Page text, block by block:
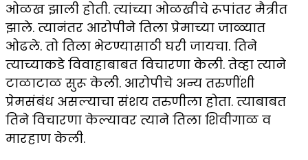
ओळख झाली होती. त्यांच्या ओळखीचे रूपांतर मैत्रीत
झाले. त्यानंतर आरोपीने तिला प्रेमाच्या जाळ्यात
ओढले. तो तिला भेटण्यासाठी घरी जायचा. तिने
त्याच्याकडे विवाहाबाबत विचारणा केली. तेव्हा त्याने
टाळाटाळ सुरू केली. आरोपीचे अन्य तरुणींशी
प्रेमसंबंध असल्याचा संशय तरुणीला होता. त्याबाबत
तिने विचारणा केल्यावर त्याने तिला शिवीगाळ व
मारहाण केली.